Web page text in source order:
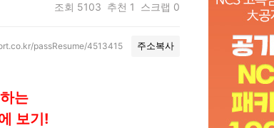
조회 5103 추천 1 스크랩 0
passResume/4513415 주소복사
는
보기!